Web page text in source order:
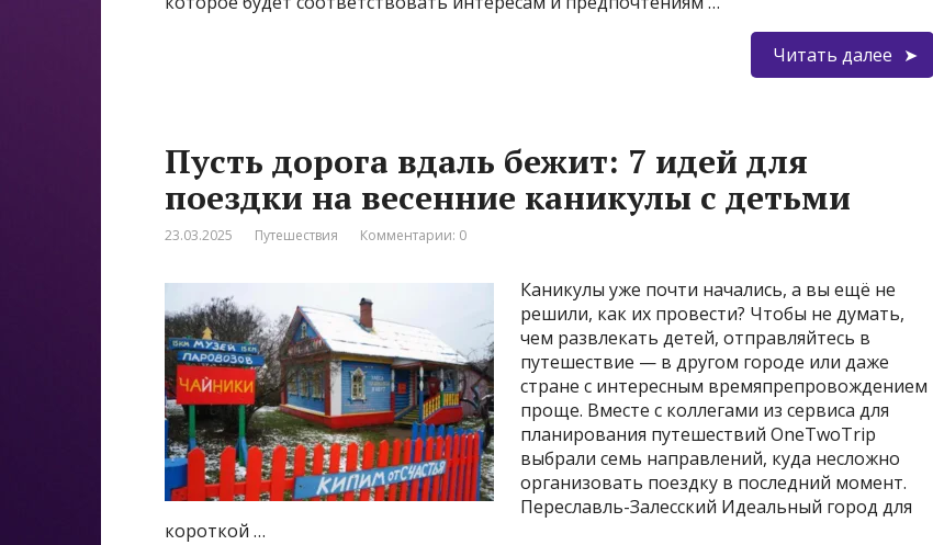
Читать далее
Пусть дорога вдаль бежит: 7 идей для
поездки на весенние каникулы с детьми
23.03.2025 Путешествия Комментарии: 0
Каникулы уже почти начались, а вы ещё не
решили, как их провести? Чтобы не думать,
чем развлекать детей, отправляйтесь в
путешествие — в другом городе или даже
стране с интересным времяпрепровождением
проще. Вместе с коллегами из сервиса для
планирования путешествий OneTwoTrip
выбрали семь направлений, куда несложно
организовать поездку в последний момент.
Переславль-Залесский Идеальный город для
короткой …